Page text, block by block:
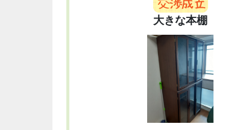
大きな本棚